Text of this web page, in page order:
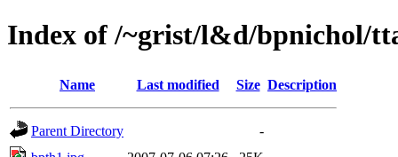
Index of /~grist/l&d/bpnichol/
Name Last modified Size Description
Parent Directory
-